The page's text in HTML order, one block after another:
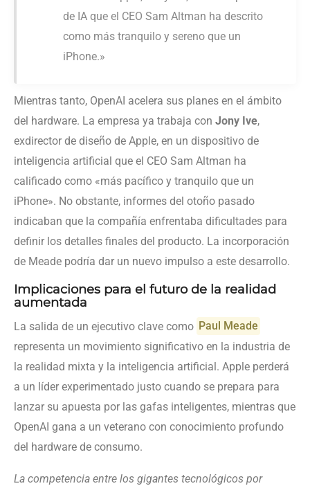
de IA que el CEO Sam Altman ha descrito
como más tranquilo y sereno que un
iPhone.»
Mientras tanto, OpenAI acelera sus planes en el ámbito
del hardware. La empresa ya trabaja con Jony Ive,
exdirector de diseño de Apple, en un dispositivo de
inteligencia artificial que el CEO Sam Altman ha
calificado como «más pacífico y tranquilo que un
iPhone». No obstante, informes del otoño pasado
indicaban que la compañía enfrentaba dificultades para
definir los detalles finales del producto. La incorporación
de Meade podría dar un nuevo impulso a este desarrollo.
Implicaciones para el futuro de la realidad
aumentada
La salida de un ejecutivo clave como Paul Meade
representa un movimiento significativo en la industria de
la realidad mixta y la inteligencia artificial. Apple perderá
a un líder experimentado justo cuando se prepara para
lanzar su apuesta por las gafas inteligentes, mientras que
OpenAI gana a un veterano con conocimiento profundo
del hardware de consumo.
La competencia entre los gigantes tecnológicos por